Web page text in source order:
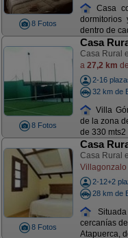
8 Fotos
Casa
dentro de
8 Fotos
Casa
Casa Rural
a 27,2 km
2-16
32 km de
Villa
de la zona
de 330 mts2
8 Fotos
Casa
Casa Rural
Villagonzalo
2-12+2
28 km de
cercanías
Atapuerca,